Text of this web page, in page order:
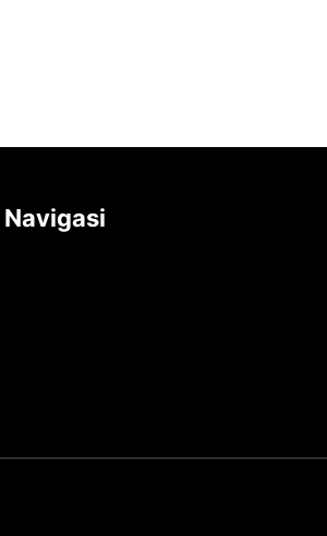
Navigasi